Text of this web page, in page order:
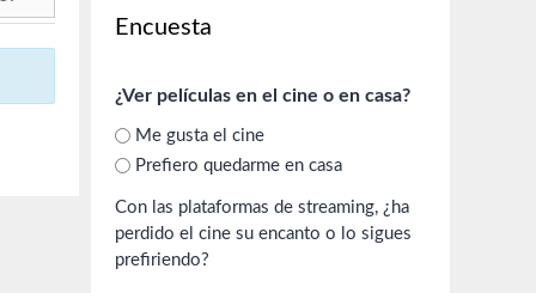
Encuesta
¿Ver películas en el cine o en casa?
Me gusta el cine
Prefiero quedarme en casa
Con las plataformas de streaming, ¿ha
perdido el cine su encanto o lo sigues
prefiriendo?